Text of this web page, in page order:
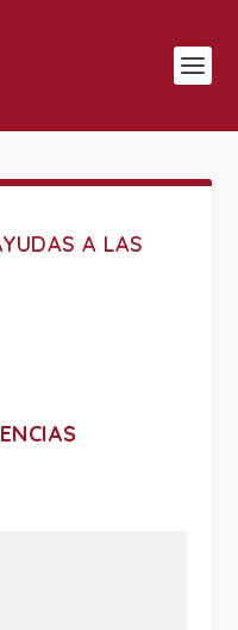
A LAS